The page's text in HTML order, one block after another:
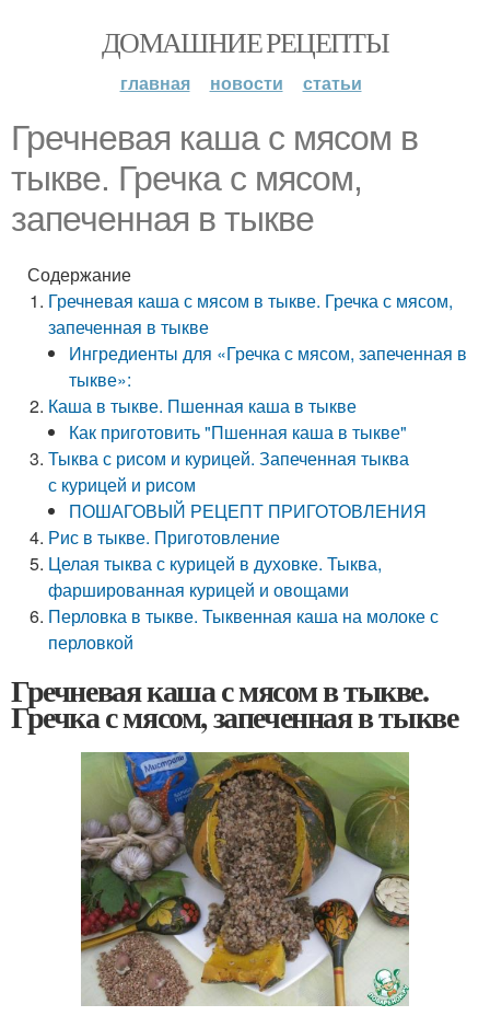
ДОМАШНИЕ РЕЦЕПТЫ
главная новости статьи
Гречневая каша с мясом в
тыкве. Гречка с мясом,
запеченная в тыкве
Содержание
Гречневая каша с мясом в тыкве. Гречка с мясом,
запеченная в тыкве
Ингредиенты для «Гречка с мясом, запеченная в
тыкве»:
Каша в тыкве. Пшенная каша в тыкве
Как приготовить "Пшенная каша в тыкве"
Тыква с рисом и курицей. Запеченная тыква
с курицей и рисом
ПОШАГОВЫЙ РЕЦЕПТ ПРИГОТОВЛЕНИЯ
Рис в тыкве. Приготовление
Целая тыква с курицей в духовке. Тыква,
фаршированная курицей и овощами
Перловка в тыкве. Тыквенная каша на молоке с
перловкой
Гречневая каша с мясом в тыкве.
Гречка с мясом, запеченная в тыкве